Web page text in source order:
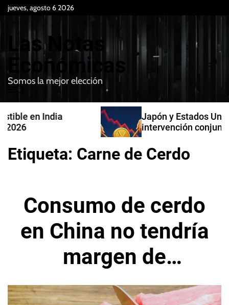
jueves, agosto 6 2026
Las Notas
Económicas
Somos la mejor elección
e
n
u
B
u
s
c
Japón y Estados Unidos confirman
intervención conjunta en compra de
Etiqueta: Carne de Cerdo
Consumo de cerdo
en China no tendría
margen de
crecimiento